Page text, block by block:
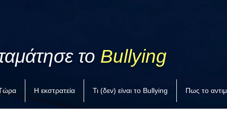
το Bullying
Η εκστρατεία Τι (δεν) είναι το Bullying Πως το